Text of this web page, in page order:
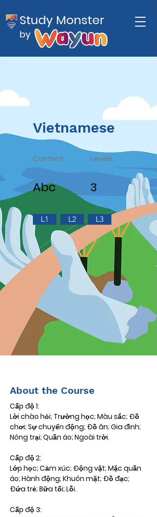
Study Monster
by
Vietnamese
Content
Abc
L1 L2
Levels
3
L3
About the Course
Cấp độ 1:
Lời chào hỏi; Trường học; Màu sắc; Đồ
chơi; Sự chuyển động; Đồ ăn; Gia đình;
Nông trại; Quần áo; Ngoài trời.
Cấp độ 2:
Lớp học; Cảm xúc; Động vật; Mặc quần
áo; Hành động; Khuôn mặt; Đồ đạc;
Đứa trẻ; Bữa tối; Lỗi.
Cấp độ 3: